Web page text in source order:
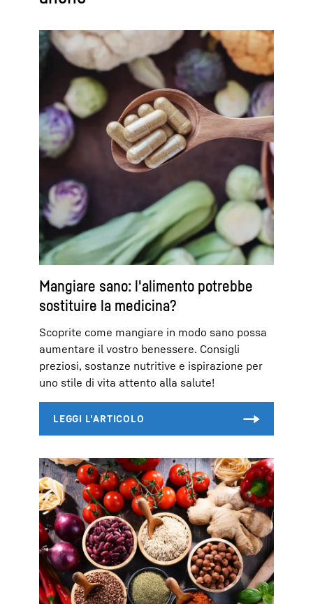
Mangiare sano: l'alimento potrebbe
sostituire la medicina?
Scoprite come mangiare in modo sano possa
aumentare il vostro benessere. Consigli
preziosi, sostanze nutritive e ispirazione per
uno stile di vita attento alla salute!